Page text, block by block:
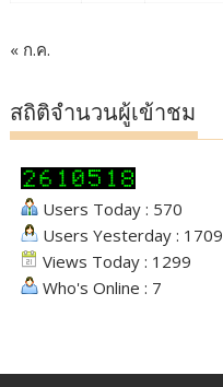
« ก.ค.
สถิติจำนวนผู้เข้าชม
Users Today : 570
Users Yesterday : 1709
Views Today : 1299
Who's Online : 7